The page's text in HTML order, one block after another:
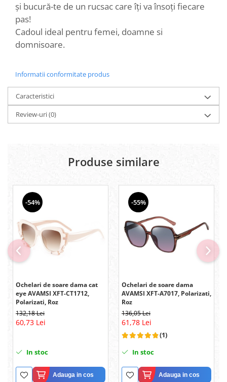
și bucură-te de un rucsac care îți va însoți fiecare
pas!
Cadoul ideal pentru femei, doamne si
domnisoare.
Informatii conformitate produs
Caracteristici
Review-uri(0)
Produse similare
-54%
Ochelari de soare dama cat
eye AVAMSI XFT-CT1712,
Polarizati, Roz
132,18 Lei
60,73 Lei
In stoc
Adauga in cos
-55%
Ochelari de soare dama
AVAMSI XFT-A7017, Polarizati,
Roz
136,05 Lei
61,78 Lei
(1)
In stoc
Adauga in cos